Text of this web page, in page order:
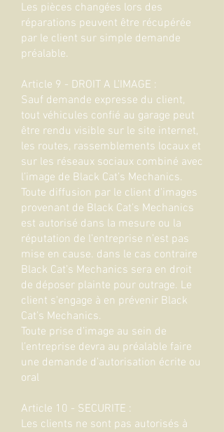
Les pièces changées lors des
réparations peuvent être récupérée
par le client sur simple demande
préalable.
Article 9 - DROIT A L’IMAGE :
Sauf demande expresse du client,
tout véhicules confié au garage peut
être rendu visible sur le site internet,
les routes, rassemblements locaux et
sur les réseaux sociaux combiné avec
l’image de Black Cat’s Mechanics.
Toute diffusion par le client d'images
provenant de Black Cat’s Mechanics
est autorisé dans la mesure ou la
réputation de l’entreprise n’est pas
mise en cause. dans le cas contraire
Black Cat’s Mechanics sera en droit
de déposer plainte pour outrage. Le
client s'engage à en prévenir Black
Cat’s Mechanics.
Toute prise d’image au sein de
l’entreprise devra au préalable faire
une demande d’autorisation écrite ou
oral
Article 10 - SECURITE :
Les clients ne sont pas autorisés à